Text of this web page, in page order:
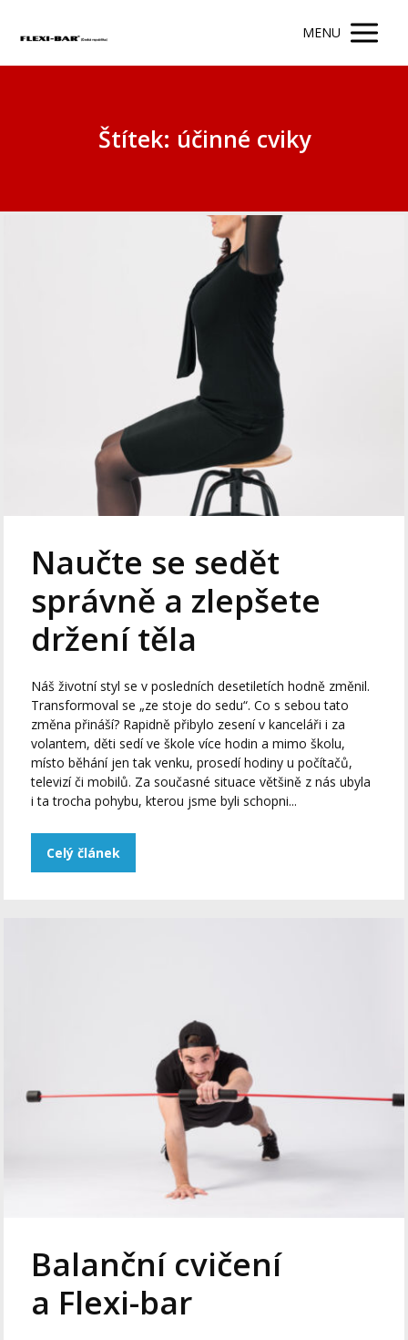
MENU
Štítek: účinné cviky
Naučte se sedět
správně a zlepšete
držení těla
Náš životní styl se v posledních desetiletích hodně změnil.
Transformoval se „ze stoje do sedu“. Co s sebou tato
změna přináší? Rapidně přibylo zesení v kanceláři i za
volantem, děti sedí ve škole více hodin a mimo školu,
místo běhání jen tak venku, prosedí hodiny u počítačů,
televizí či mobilů. Za současné situace většině z nás ubyla
i ta trocha pohybu, kterou jsme byli schopni...
Celý článek
Balanční cvičení
a Flexi-bar